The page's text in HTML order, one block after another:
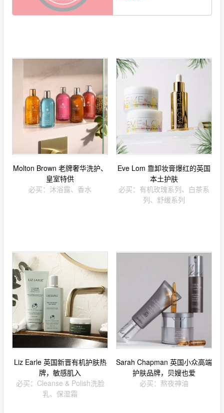
Molton Brown 老牌奢华洗护、
皇室特供
必买：沐浴露、香水
Eve Lom 靠卸妆膏爆红的英国
本土护肤
必买：有机玫瑰系列、白茶系
列、舒缓系列
Liz Earle 英国新晋有机护肤热
牌，敏感肌入
必买：Cleanse & Polish洗脸
乳、保湿霜
Sarah Chapman 英国小众高端
护肤品牌，贝嫂也爱
必买：熬夜神油